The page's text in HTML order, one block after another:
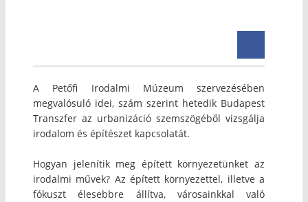
A Petőfi Irodalmi Múzeum szervezésében
megvalósuló idei, szám szerint hetedik Budapest
Transzfer az urbanizáció szemszögéből vizsgálja
irodalom és építészet kapcsolatát.
Hogyan jelenítik meg épített környezetünket az
irodalmi művek? Az épített környezettel, illetve a
fókuszt élesebbre állítva, városainkkal való